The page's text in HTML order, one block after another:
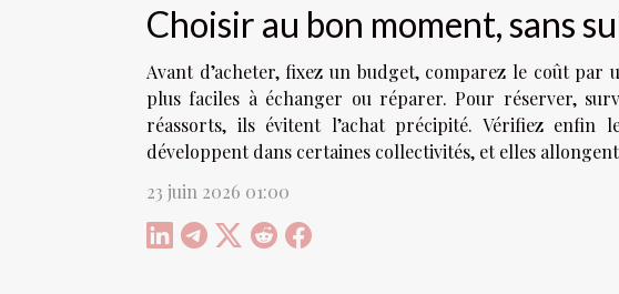
Choisir au bon moment, sans
Avant d’acheter, fixez un budget, comparez le coût par
plus faciles à échanger ou réparer. Pour réserver,
réassorts, ils évitent l’achat précipité. Vérifiez enfin
développent dans certaines collectivités, et elles
23 juin 2026 01:00